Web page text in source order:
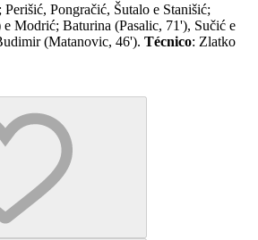
Pongračić, Šutalo e Stanišić;
Modrić; Baturina (Pasalic, 71'), Sučić e
(Matanovic, 46'). Técnico: Zlatko